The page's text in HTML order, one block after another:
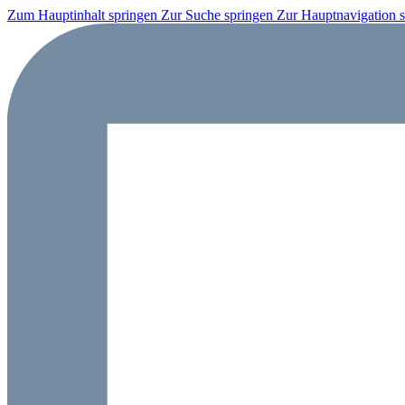
Zum Hauptinhalt springen Zur Suche springen Zur Hauptnavigation